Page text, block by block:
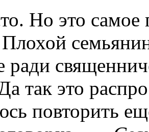
Но это самое
Плохой
так это
повторить